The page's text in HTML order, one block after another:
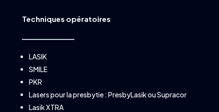
Techniques opératoires
LASIK
SMILE
PKR
Lasers pour la presbytie :PresbyLasikouSupracor
Lasik XTRA